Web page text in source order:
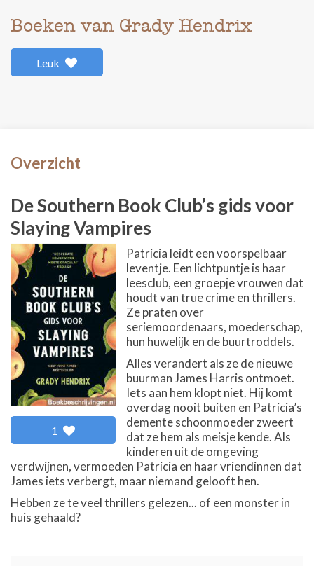
Boeken van Grady Hendrix
Leuk
Overzicht
De Southern Book Club’s gids voor
Slaying Vampires
1
Patricia leidt een voorspelbaar
leventje. Een lichtpuntje is haar
leesclub, een groepje vrouwen dat
houdt van true crime en thrillers.
Ze praten over
seriemoordenaars, moederschap,
hun huwelijk en de buurtroddels.
Alles verandert als ze de nieuwe
buurman James Harris ontmoet.
Iets aan hem klopt niet. Hij komt
overdag nooit buiten en Patricia’s
demente schoonmoeder zweert
dat ze hem als meisje kende. Als
kinderen uit de omgeving
verdwijnen, vermoeden Patricia en haar vriendinnen dat
James iets verbergt, maar niemand gelooft hen.
Hebben ze te veel thrillers gelezen... of een monster in
huis gehaald?